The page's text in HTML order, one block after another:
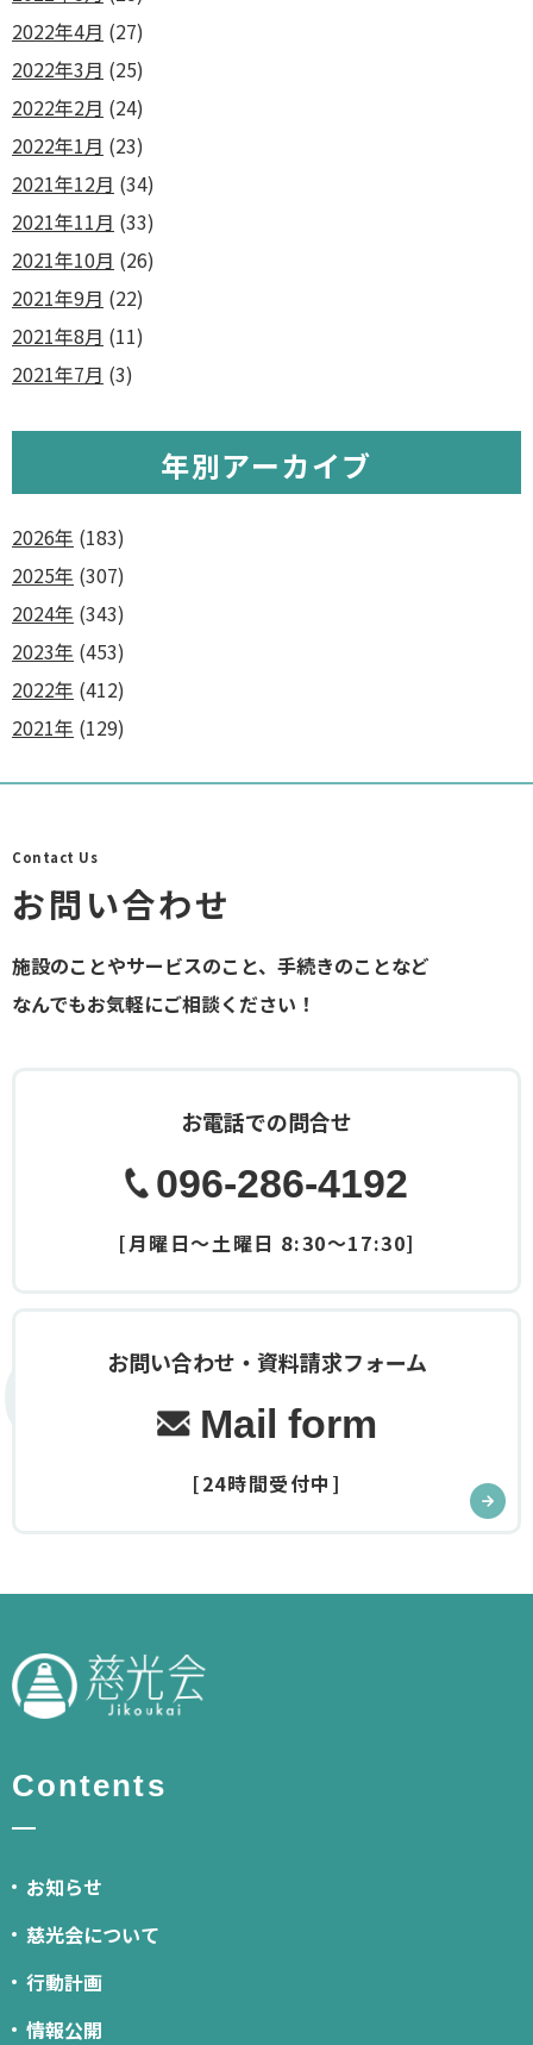
2022年4月 (27)
2022年3月 (25)
2022年2月 (24)
2022年1月 (23)
2021年12月 (34)
2021年11月 (33)
2021年10月 (26)
2021年9月 (22)
2021年8月 (11)
2021年7月 (3)
年別アーカイブ
2026年 (183)
2025年 (307)
2024年 (343)
2023年 (453)
2022年 (412)
2021年 (129)
Contact
Contact Us
お問い合わせ
施設のことやサービスのこと、手続きのことなど
なんでもお気軽にご相談ください！
お電話での問合せ
096-286-4192
[月曜日～土曜日 8:30～17:30]
お問い合わせ・資料請求フォーム
Mail form
[24時間受付中]
Contents
お知らせ
慈光会について
行動計画
情報公開